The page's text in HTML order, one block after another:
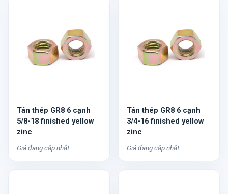
Tán thép GR8 6 cạnh
5/8-18 finished yellow
zinc
Giá đang cập nhật
Tán thép GR8 6 cạnh
3/4-16 finished yellow
zinc
Giá đang cập nhật